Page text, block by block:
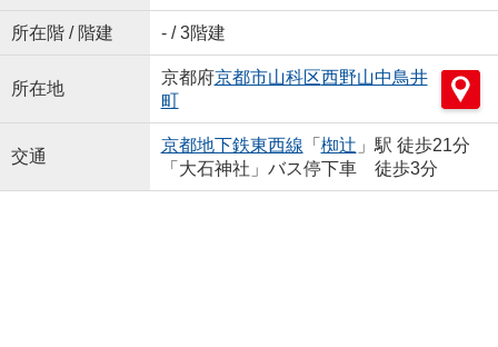
所在階 / 階建 - / 3階建
所在地
京都府京都市山科区西野山中鳥井
町
交通
京都地下鉄東西線 「 椥辻 」駅 徒歩21分
「大石神社」バス停下車 徒歩3分